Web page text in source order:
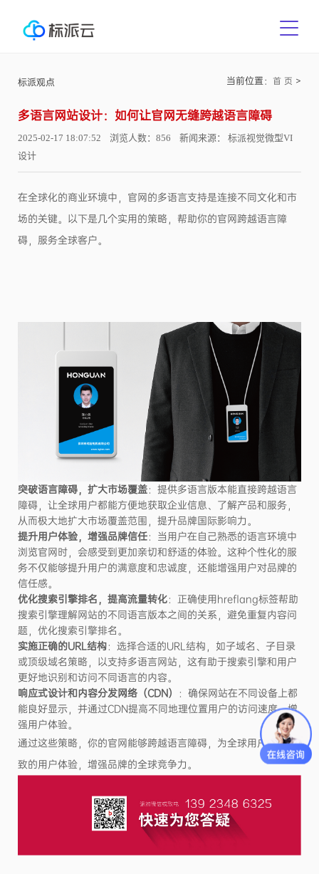
标派观点 当前位置： 首 页 >
多语言网站设计：如何让官网无缝跨越语言障碍
2025-02-17 18:07:52 浏览人数：856 新闻来源： 标派视觉微型VI
设计
在全球化的商业环境中，官网的多语言支持是连接不同文化和市
场的关键。以下是几个实用的策略，帮助你的官网跨越语言障
碍，服务全球客户。
突破语言障碍，扩大市场覆盖：提供多语言版本能直接跨越语言
障碍，让全球用户都能方便地获取企业信息、了解产品和服务，
从而极大地扩大市场覆盖范围，提升品牌国际影响力。
提升用户体验，增强品牌信任：当用户在自己熟悉的语言环境中
浏览官网时，会感受到更加亲切和舒适的体验。这种个性化的服
务不仅能够提升用户的满意度和忠诚度，还能增强用户对品牌的
信任感。
优化搜索引擎排名，提高流量转化：正确使用hreflang标签帮助
搜索引擎理解网站的不同语言版本之间的关系，避免重复内容问
题，优化搜索引擎排名。
实施正确的URL结构：选择合适的URL结构，如子域名、子目录
或顶级域名策略，以支持多语言网站，这有助于搜索引擎和用户
更好地识别和访问不同语言的内容。
响应式设计和内容分发网络（CDN）
：确保网站在不同设备上都
能良好显示，并通过CDN提高不同地理位置用户的访问速度，增
强用户体验。
通过这些策略，你的官网能够跨越语言障碍，为全球用户提供一
致的用户体验，增强品牌的全球竞争力。